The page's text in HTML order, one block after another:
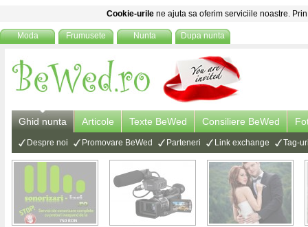
Cookie-urile ne ajuta sa oferim serviciile noastre.
Moda Frumusete Nunta Dupa nunta
Ghid nunta Articole Texte BeWed Consiliere BeWed
Despre noi Promovare BeWed Parteneri Link exchange Tag-